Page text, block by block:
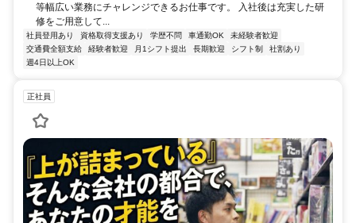
等幅広い業務にチャレンジできるお仕事です。 入社後は充実した研
修をご用意して...
社員登用あり 資格取得支援あり 学歴不問 車通勤OK
未経験者歓迎
交通費全額支給
経験者歓迎 月1シフト提出 長期歓迎 シフト制
社割あり
週4日以上OK
正社員